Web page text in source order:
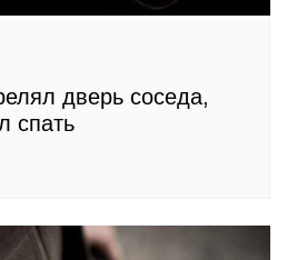
дверь соседа,
спать